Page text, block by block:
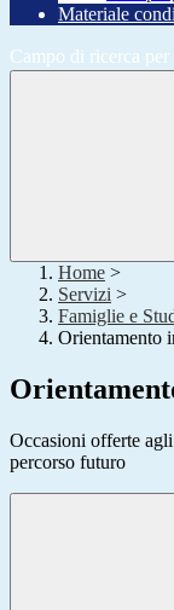
Materiale
Campo di ricerca
Home >
Servizi >
Famiglie e
Orientamento
Occasioni offerte
percorso futuro